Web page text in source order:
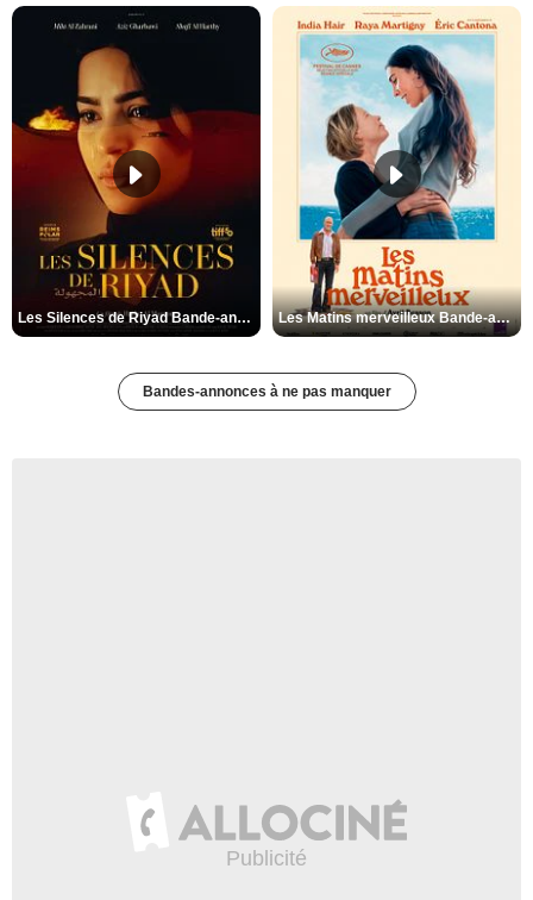
Les Silences de Riyad Bande-annonce VO STFR Les Matins merveilleux Bande-annonce VF
Bandes-annonces à ne pas manquer